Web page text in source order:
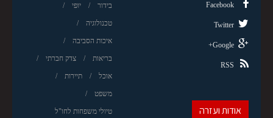
בידור יופי
טכנולוגיה
איכות הסביבה
בריאות צדק חברתי
אוכל תיירות
משפט
טיולי משפחות לחו"ל
Facebook
Twitter
Google+
RSS
אודות ועזרה